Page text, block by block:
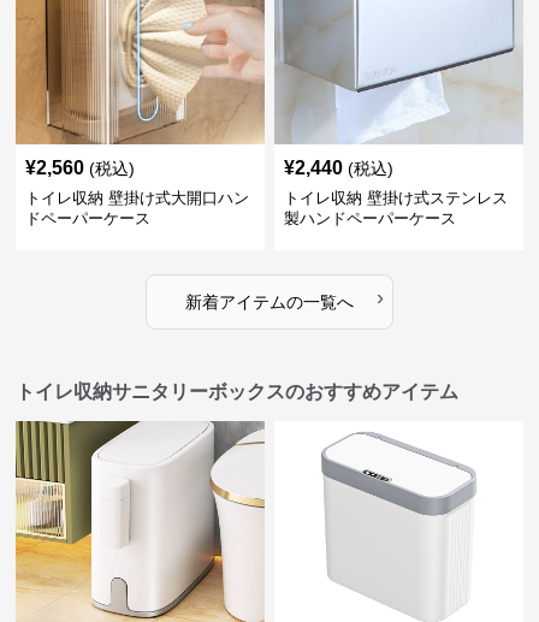
¥2,560 (税込)
トイレ収納 壁掛け式大開口ハン
ドペーパーケース
¥2,440 (税込)
トイレ収納 壁掛け式ステンレス
製ハンドペーパーケース
新着アイテムの一覧へ ›
トイレ収納サニタリーボックスのおすすめアイテム